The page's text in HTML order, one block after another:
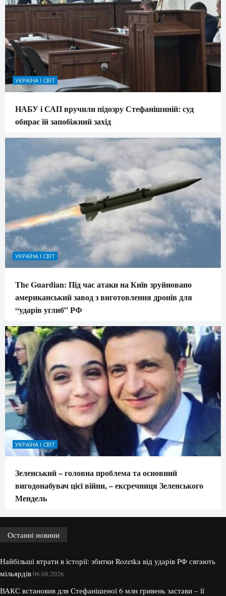
УКРАЇНА І СВІТ
НАБУ і САП вручили підозру Стефанішиній: суд
обирає їй запобіжний захід
УКРАЇНА І СВІТ
The Guardian: Під час атаки на Київ зруйновано
американський завод з виготовлення дронів для
“ударів углиб” РФ
УКРАЇНА І СВІТ
Зеленський – головна проблема та основний
вигодонабувач цієї війни, – ексречниця Зеленського
Мендель
Останні новини
Найбільші втрати в історії: збитки Rozetka від ударів РФ сягають
мільярдів06.08.2026
ВАКС встановив для Стефанішеної 6 млн гривень застави – її